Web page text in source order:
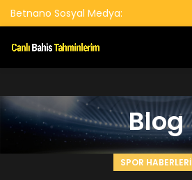
Betnano Sosyal Medya:
Blog
SPOR HABERLERI